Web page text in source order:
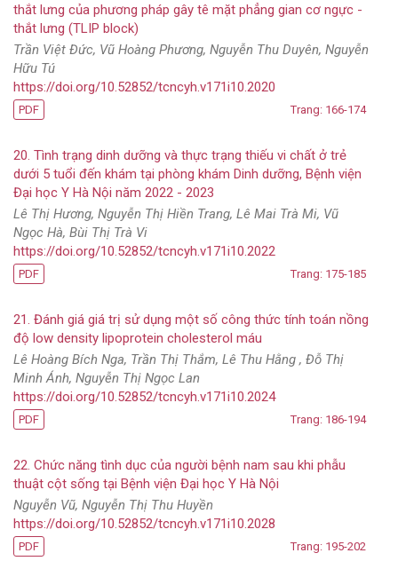
thắt lưng của phương pháp gây tê mặt phẳng gian cơ ngực -
thắt lưng (TLIP block)
Trần Việt Đức, Vũ Hoàng Phương, Nguyễn Thu Duyên, Nguyễn
Hữu Tú
https://doi.org/10.52852/tcncyh.v171i10.2020
PDF Trang: 166-174
20. Tình trạng dinh dưỡng và thực trạng thiếu vi chất ở trẻ
dưới 5 tuổi đến khám tại phòng khám Dinh dưỡng, Bệnh viện
Đại học Y Hà Nội năm 2022 - 2023
Lê Thị Hương, Nguyễn Thị Hiền Trang, Lê Mai Trà Mi, Vũ
Ngọc Hà, Bùi Thị Trà Vi
https://doi.org/10.52852/tcncyh.v171i10.2022
PDF Trang: 175-185
21. Đánh giá giá trị sử dụng một số công thức tính toán nồng
độ low density lipoprotein cholesterol máu
Lê Hoàng Bích Nga, Trần Thị Thắm, Lê Thu Hằng , Đỗ Thị
Minh Ánh, Nguyễn Thị Ngọc Lan
https://doi.org/10.52852/tcncyh.v171i10.2024
PDF Trang: 186-194
22. Chức năng tình dục của người bệnh nam sau khi phẫu
thuật cột sống tại Bệnh viện Đại học Y Hà Nội
Nguyễn Vũ, Nguyễn Thị Thu Huyền
https://doi.org/10.52852/tcncyh.v171i10.2028
PDF Trang: 195-202